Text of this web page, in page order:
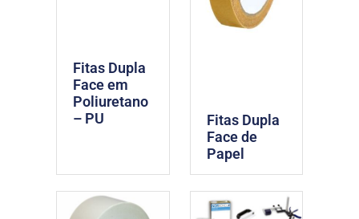
Fitas Dupla
Face em
Poliuretano
– PU
Fitas Dupla
Face de
Papel